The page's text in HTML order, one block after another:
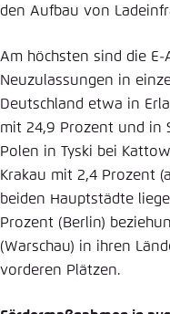
den Aufbau von
Am höchsten sind die
Neuzulassungen in
Deutschland etwa in
mit 24,9 Prozent und in
Polen in Tyski bei
Krakau mit 2,4 Prozent
beiden Hauptstädte
Prozent (Berlin)
(Warschau) in ihren
vorderen Plätzen.